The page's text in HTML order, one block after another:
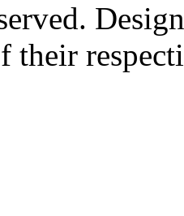
their